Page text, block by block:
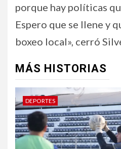
porque hay políticas
Espero que se llene y
boxeo local», cerró
MÁS HISTORIAS
DEPORTES